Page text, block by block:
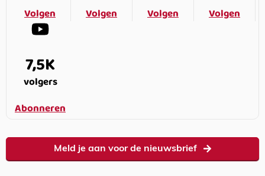
Volgen
Volgen
Volgen
Volgen
7,5K
volgers
Abonneren
Meld je aan voor de nieuwsbrief